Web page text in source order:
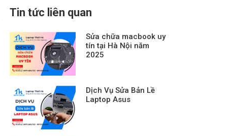
Tin tức liên quan
Sửa chữa macbook uy
tín tại Hà Nội năm
2025
Dịch Vụ Sửa Bản Lề
Laptop Asus